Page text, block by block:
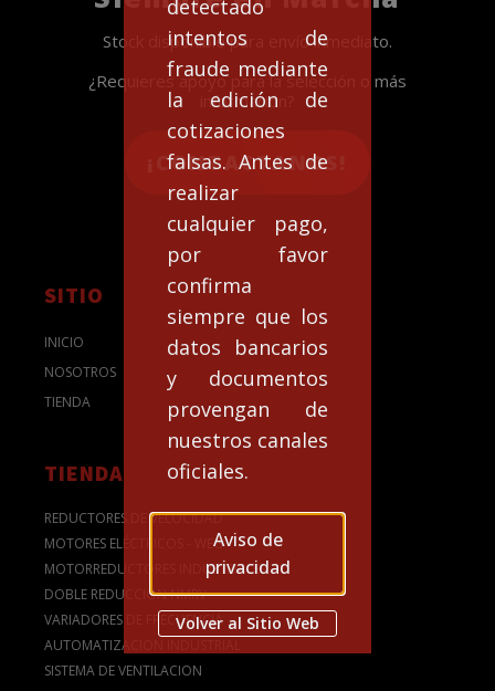
detectado
intentos de
fraude mediante
la edición de
cotizaciones
falsas. Antes de
realizar
cualquier pago,
por favor
confirma
siempre que los
datos bancarios
y documentos
provengan de
nuestros canales
oficiales.
Aviso de
privacidad
Volver al Sitio Web
Stock disponible para envío inmediato.
¿Requieres apoyo para la selección o más
información?
¡CONTACTANOS!
SITIO
INICIO
NOSOTROS
TIENDA
TIENDA
REDUCTORES DE VELOCIDAD
MOTORES ELÉCTRICOS - WEG
MOTORREDUCTORES INDUSTRIALES
DOBLE REDUCCIÓN NMRV
VARIADORES DE FRECUENCIA
AUTOMATIZACION INDUSTRIAL
SISTEMA DE VENTILACION